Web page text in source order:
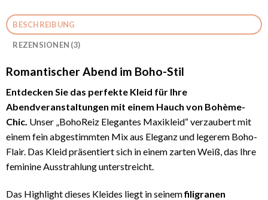
BESCHREIBUNG
REZENSIONEN (3)
Romantischer Abend im Boho-Stil
Entdecken Sie das perfekte Kleid für Ihre
Abendveranstaltungen mit einem Hauch von Bohème-
Chic. Unser „BohoReiz Elegantes Maxikleid“ verzaubert mit
einem fein abgestimmten Mix aus Eleganz und legerem Boho-
Flair. Das Kleid präsentiert sich in einem zarten Weiß, das Ihre
feminine Ausstrahlung unterstreicht.
Das Highlight dieses Kleides liegt in seinemfiligranen